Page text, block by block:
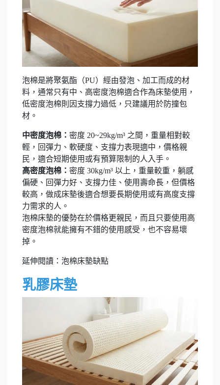
泡棉是將聚氨酯（PU）經由發泡、加工而成的材
料，通常只有中、高密度泡棉適合作為床墊使用，
低密度泡棉則因支撐力過低，只建議用於防撞包
材。
中密度泡棉： 密度 20~29kg/m³ 之間，重量相對較
輕，回彈力、軟硬度、支撐力表現適中，價格親
民，適合短期使用或有預算限制的人入手。
高密度泡棉： 密度 30kg/m³ 以上，重量較重，躺感
偏硬、回彈力好、支撐力佳、使用壽命長，但價格
較高，做成床墊後適合想要長期使用或有高度支撐
力需求的人。
泡棉床墊的優勢在於價格更親民，而且只要使用高
密度泡棉就能擁有不錯的使用感受，也不容易壞
掉。
延伸閱讀：泡棉床墊缺點
乳膠床墊